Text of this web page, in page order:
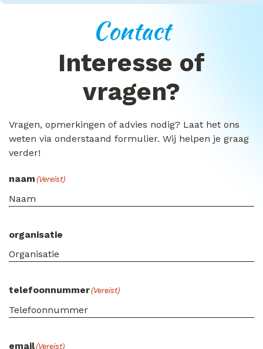
Contact
Interesse of
vragen?
Vragen, opmerkingen of advies nodig? Laat het ons
weten via onderstaand formulier. Wij helpen je graag
verder!
naam (Vereist)
organisatie
telefoonnummer(Vereist)
email(Vereist)